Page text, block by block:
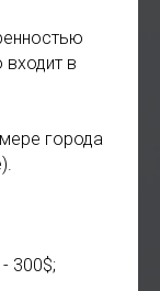
входит в
города
300$;